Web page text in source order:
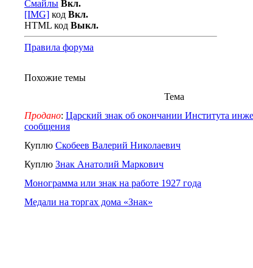
Смайлы Вкл.
[IMG] код Вкл.
HTML код Выкл.
Правила форума
Похожие темы
Тема
Продано: Царский знак об окончании Института
сообщения
Куплю Скобеев Валерий Николаевич
Куплю Знак Анатолий Маркович
Монограмма или знак на работе 1927 года
Медали на торгах дома «Знак»